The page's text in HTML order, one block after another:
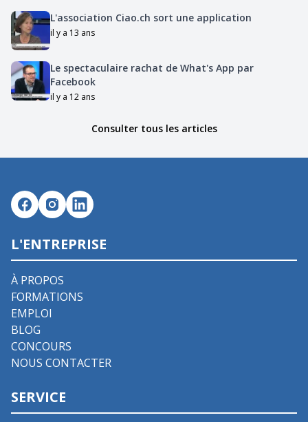
L'association Ciao.ch sort une application
il y a 13 ans
Le spectaculaire rachat de What's App par
Facebook
il y a 12 ans
Consulter tous les articles
L'ENTREPRISE
À PROPOS
FORMATIONS
EMPLOI
BLOG
CONCOURS
NOUS CONTACTER
SERVICE